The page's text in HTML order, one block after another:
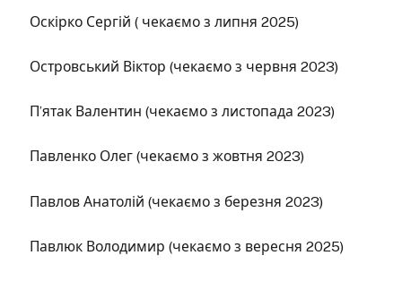
Оскірко Сергій ( чекаємо з липня 2025)
Островський Віктор (чекаємо з червня 2023)
П’ятак Валентин (чекаємо з листопада 2023)
Павленко Олег (чекаємо з жовтня 2023)
Павлов Анатолій (чекаємо з березня 2023)
Павлюк Володимир (чекаємо з вересня 2025)